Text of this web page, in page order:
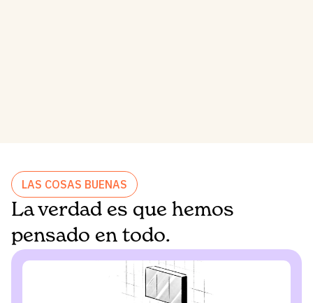
LAS COSAS BUENAS
La verdad es que hemos
pensado en todo.